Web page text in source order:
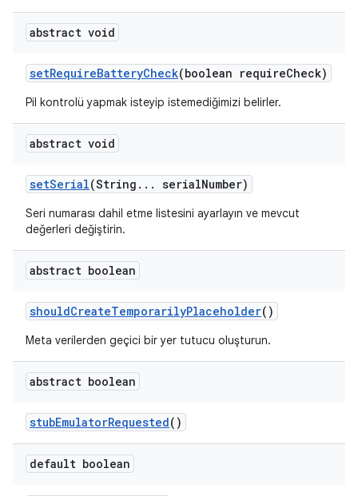
abstract void
setRequireBatteryCheck(boolean requireCheck)
Pil kontrolü yapmak isteyip istemediğimizi belirler.
abstract void
setSerial(String . . . serialNumber)
Seri numarası dahil etme listesini ayarlayın ve mevcut
değerleri değiştirin.
abstract boolean
shouldCreateTemporarilyPlaceholder()
Meta verilerden geçici bir yer tutucu oluşturun.
abstract boolean
stubEmulatorRequested()
default boolean